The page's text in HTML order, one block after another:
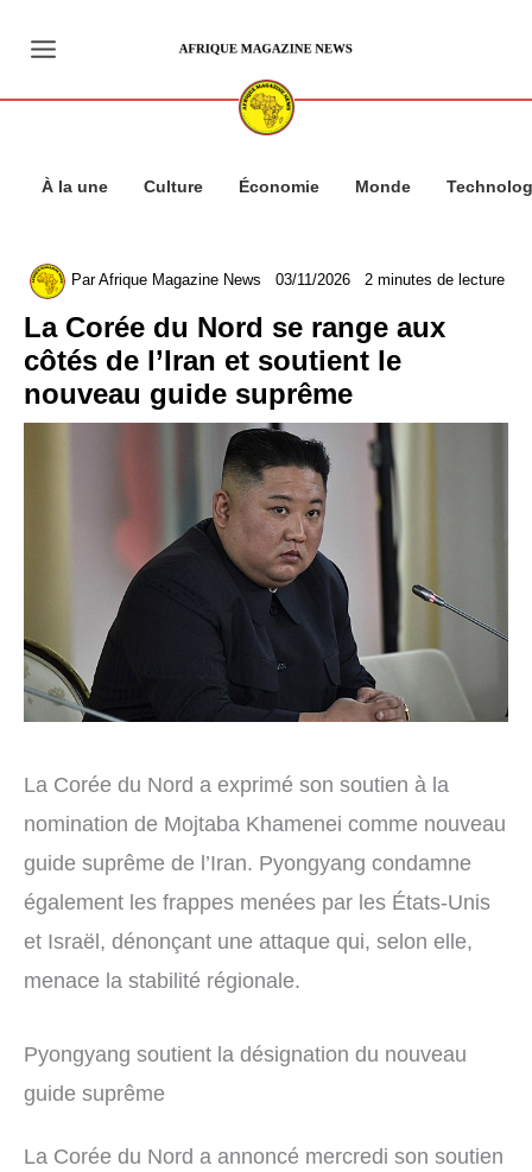
contenu
À la une Culture Économie Monde
ParAfrique Magazine News 03/11/2026 2 minutes de lecture
La Corée du Nord se range aux
côtés de l’Iran et soutient le
nouveau guide suprême
La Corée du Nord a exprimé son soutien à la
nomination de Mojtaba Khamenei comme nouveau
guide suprême de l’Iran. Pyongyang condamne
également les frappes menées par les États-Unis
et Israël, dénonçant une attaque qui, selon elle,
menace la stabilité régionale.
Pyongyang soutient la désignation du nouveau
guide suprême
La Corée du Nord a annoncé mercredi son soutien